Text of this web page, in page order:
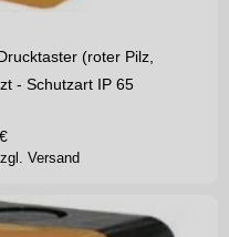
(roter Pilz,
- Schutzart IP 65
Versand
€